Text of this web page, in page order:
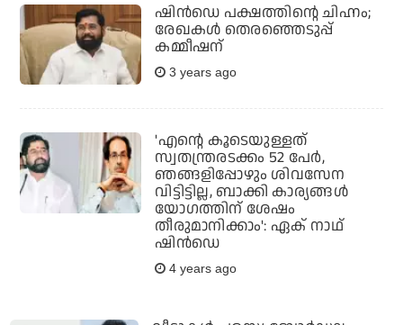
ഷിന്‍ഡെ പക്ഷത്തിന്റെ ചിഹ്നം;
രേഖകള്‍ തെരഞ്ഞെടുപ്പ്
കമ്മീഷന്
3 years ago
'എന്റെ കൂടെയുള്ളത്
സ്വതന്ത്രരടക്കം 52 പേര്‍,
ഞങ്ങളിപ്പോഴും ശിവസേന
വിട്ടിട്ടില്ല, ബാക്കി കാര്യങ്ങള്‍
യോഗത്തിന് ശേഷം
തീരുമാനിക്കാം': ഏക് നാഥ്
ഷിന്‍ഡെ
4 years ago